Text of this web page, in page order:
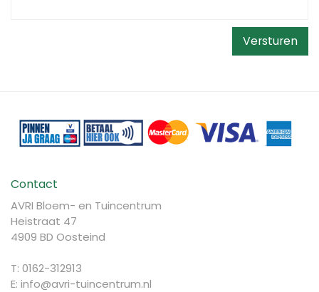
Contact
AVRI Bloem- en Tuincentrum
Heistraat 47
4909 BD Oosteind
T: 0162-312913
E: info@avri-tuincentrum.nl